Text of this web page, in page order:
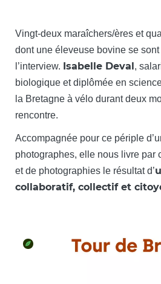
Vingt-deux maraîchers/ères et
dont une éleveuse bovine se
l’interview. Isabelle Deval,
biologique et diplômée en
la Bretagne à vélo durant deux
rencontre.
Accompagnée pour ce périple
photographes, elle nous livre par
et de photographies le résultat d’
collaboratif, collectif et